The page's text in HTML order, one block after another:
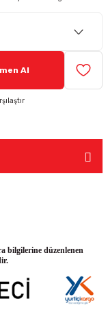
Aksesuarlar
Al
bilgilerine düzenlenen